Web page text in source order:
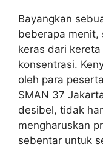
Bayangkan
beberapa menit,
keras dari
konsentrasi.
oleh para
SMAN 37
desibel, tidak
mengharuskan
sebentar untuk